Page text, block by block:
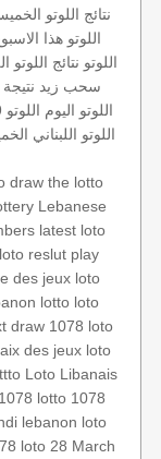
نتائج اللوتو
اللوتو هذا
اللوتو نتائج اللوتو
سحب زيد نتيجة
اللوتو اليوم اللوتو 1079
اللوتو اللبناني
draw the lotto
Lebanese
latest loto
reslut play
des jeux loto
lotto loto
draw 1078 loto
des jeux loto
Loto Libanais
lotto 1078
lebanon loto
loto 28 March